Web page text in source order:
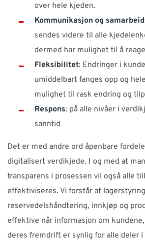
over hele kjeden.
Kommunikasjon og
sendes videre til alle
dermed har mulighet til å
Fleksibilitet: Endringer i
umiddelbart fanges opp og
mulighet til rask endring og
Respons: på alle nivåer i
sanntid
Det er med andre ord åpenbare
digitalisert verdikjede. I og med at
transparens i prosessen vil også alle
effektiviseres. Vi forstår at
reservedelshåndtering, innkjøp og
effektive når informasjon om
deres fremdrift er synlig for alle deler